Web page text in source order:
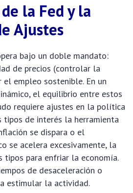
la Fed y la
Ajustes
bajo un doble mandato:
de precios (controlar la
el empleo sostenible. En un
el equilibrio entre estos
requiere ajustes en la política
tipos de interés la herramienta
se dispara o el
se acelera excesivamente, la
tipos para enfriar la economía.
de desaceleración o
estimular la actividad.